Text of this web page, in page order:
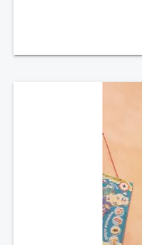
d'y croire et
que je désir
joyeuseté
m'intéressez